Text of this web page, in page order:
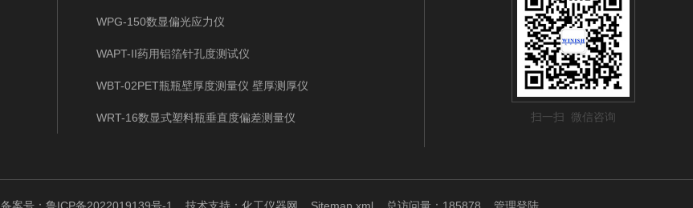
WPG-150数显偏光应力仪
WAPT-II药用铝箔针孔度测试仪
WBT-02PET瓶瓶壁厚度测量仪 壁厚测厚仪
WRT-16数显式塑料瓶垂直度偏差测量仪 扫一扫 微信咨询